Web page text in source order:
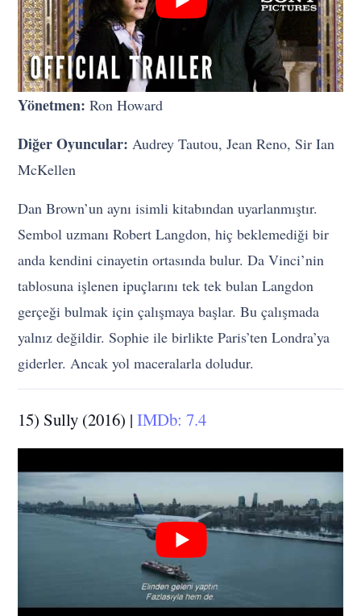
Yönetmen: Ron Howard
Diğer Oyuncular: Audrey Tautou, Jean Reno, Sir Ian
McKellen
Dan Brown’un aynı isimli kitabından uyarlanmıştır.
Sembol uzmanı Robert Langdon, hiç beklemediği bir
anda kendini cinayetin ortasında bulur. Da Vinci’nin
tablosuna işlenen ipuçlarını tek tek bulan Langdon
gerçeği bulmak için çalışmaya başlar. Bu çalışmada
yalnız değildir. Sophie ile birlikte Paris’ten Londra’ya
giderler. Ancak yol maceralarla doludur.
15) Sully (2016) |IMDb: 7.4